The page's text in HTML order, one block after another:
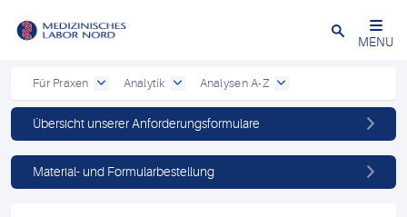
Schließen
MENU
Für Praxen Analytik Analysen A-Z
Übersicht unserer Anforderungsformulare
Material- und Formularbestellung